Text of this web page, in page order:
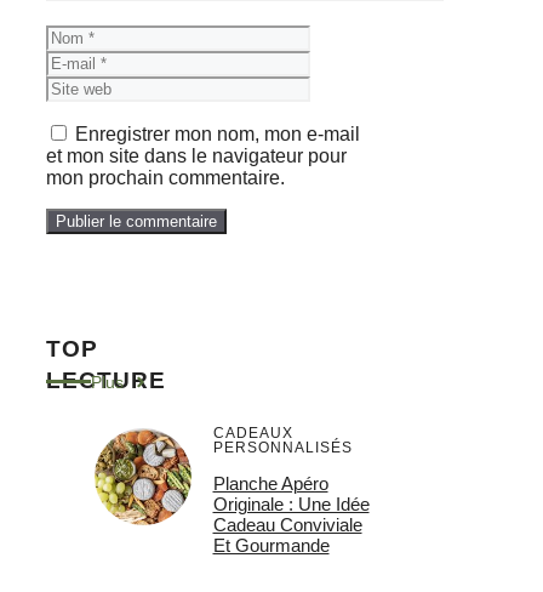
Nom
mail
web
Enregistrer mon nom, mon e-mail
et mon site dans le navigateur pour
mon prochain commentaire.
TOP
LECTURE
Plus
CADEAUX
PERSONNALISÉS
Planche Apéro
Originale : Une Idée
Cadeau Conviviale
Et Gourmande